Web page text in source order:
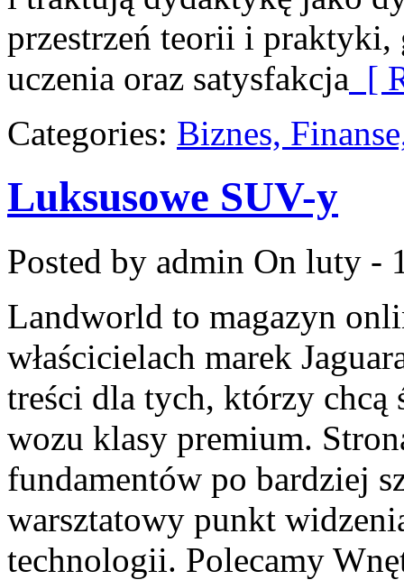
przestrzeń teorii i praktyki,
uczenia oraz satysfakcja [
Categories: Biznes,
Luksusowe SUV-y
Posted by admin On luty -
Landworld to magazyn
właścicielach marek
treści dla tych, którzy chcą
wozu klasy premium.
fundamentów po bardziej
warsztatowy punkt
technologii. Polecamy